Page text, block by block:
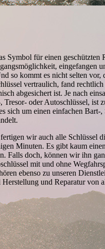
Symbol für einen geschützten
eingefangen
so kommt es nicht selten vor,
vertraulich, fand rechtlich
abgesichert ist. Je nach
Tresor- oder Autoschlüssel, ist
sich um einen einfachen Bart-,
wir auch alle Schlüssel
Minuten. Es gibt kaum
Falls doch, können wir ihn
mit und ohne
ebenso zu unseren
Herstellung und Reparatur von